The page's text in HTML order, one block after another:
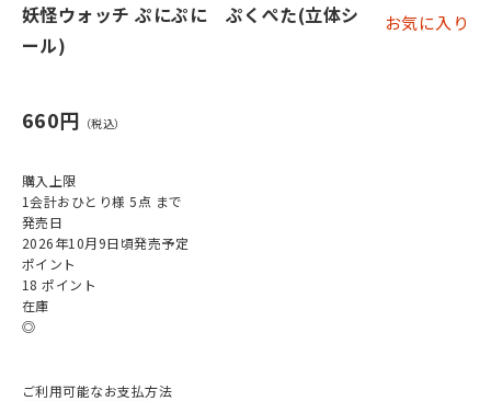
妖怪ウォッチ ぷにぷに ぷくぺた(立体シ
ール)
お気に入り
660円
購入上限
1会計おひとり様 5点 まで
発売日
2026年10月9日頃発売予定
ポイント
18 ポイント
在庫
◎
ご利用可能なお支払方法